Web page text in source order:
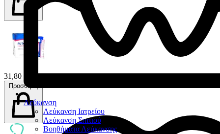
Λεύκανση
Λεύκανση Ιατρείου
Λεύκανση Σπιτιού
Βοηθήματα Λεύκανσης
31,80 €
Προσθήκη